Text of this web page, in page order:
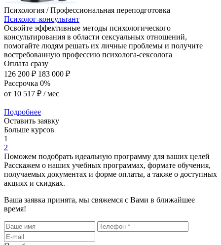
Психология / Профессиональная переподготовка
Психолог-консультант
Освойте эффективные методы психологического
консультирования в области сексуальных отношений,
помогайте людям решать их личные проблемы и получите
востребованную профессию психолога-сексолога
Оплата сразу
126 200 ₽ 183 000 ₽
Рассрочка 0%
от 10 517 ₽ / мес
Подробнее
Оставить заявку
Больше курсов
1
2
Поможем подобрать идеальную программу для ваших целей
Расскажем о наших учебных программах, формате обучения,
получаемых документах и форме оплаты, а также о доступных
акциях и скидках.
Ваша заявка принята, мы свяжемся с Вами в ближайшее
время!